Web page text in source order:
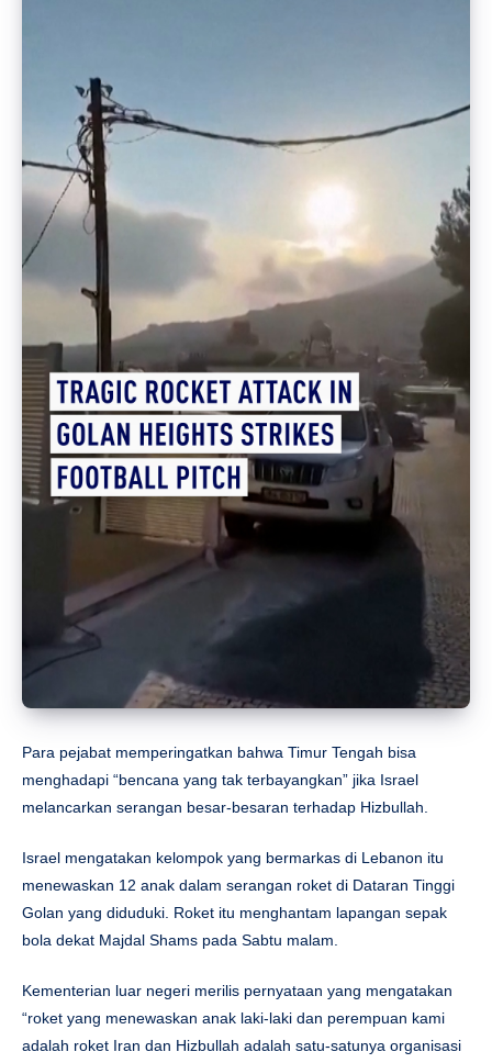
Para pejabat memperingatkan bahwa Timur Tengah bisa
menghadapi “bencana yang tak terbayangkan” jika Israel
melancarkan serangan besar-besaran terhadap Hizbullah.
Israel mengatakan kelompok yang bermarkas di Lebanon itu
menewaskan 12 anak dalam serangan roket di Dataran Tinggi
Golan yang diduduki. Roket itu menghantam lapangan sepak
bola dekat Majdal Shams pada Sabtu malam.
Kementerian luar negeri merilis pernyataan yang mengatakan
“roket yang menewaskan anak laki-laki dan perempuan kami
adalah roket Iran dan Hizbullah adalah satu-satunya organisasi